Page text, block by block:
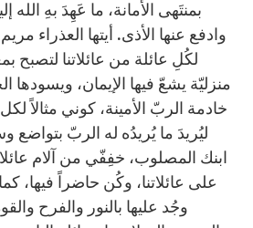
بمنتَهى الأمانة، ما عَهِدَ بهِ الله
وادفع عنها الأذى. أيتها العذراء
لكُلِ عائلة من عائلاتنا لتصبح
منزليّة يشعّ فيها الإيمان، ويسودها
خادمة الربّ الأمينة، كوني مثالاً
ليُريدَ ما يُريدُه له الربّ بتواضع
ابنك المصلوب، خفِفّي من آلام
على عائلاتنا، وكُن حاضراً فيها،
وجُد عليها بالنور والفرح